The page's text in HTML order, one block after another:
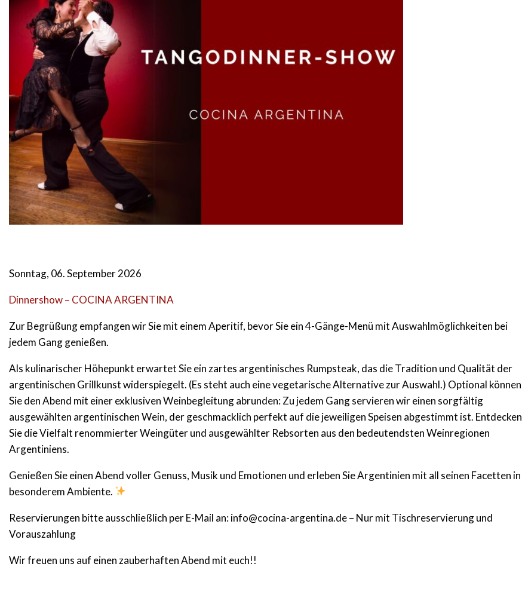
Sonntag, 06. September 2026
Dinnershow – COCINA ARGENTINA
Zur Begrüßung empfangen wir Sie mit einem Aperitif, bevor Sie ein 4-Gänge-Menü mit Auswahlmöglichkeiten bei
jedem Gang genießen.
Als kulinarischer Höhepunkt erwartet Sie ein zartes argentinisches Rumpsteak, das die Tradition und Qualität der
argentinischen Grillkunst widerspiegelt. (Es steht auch eine vegetarische Alternative zur Auswahl.) Optional können
Sie den Abend mit einer exklusiven Weinbegleitung abrunden: Zu jedem Gang servieren wir einen sorgfältig
ausgewählten argentinischen Wein, der geschmacklich perfekt auf die jeweiligen Speisen abgestimmt ist. Entdecken
Sie die Vielfalt renommierter Weingüter und ausgewählter Rebsorten aus den bedeutendsten Weinregionen
Argentiniens.
Genießen Sie einen Abend voller Genuss, Musik und Emotionen und erleben Sie Argentinien mit all seinen Facetten in
besonderem Ambiente.
Reservierungen bitte ausschließlich per E-Mail an:info@cocina-argentina.de– Nur mit Tischreservierung und
Vorauszahlung
Wir freuen uns auf einen zauberhaften Abend mit euch!!